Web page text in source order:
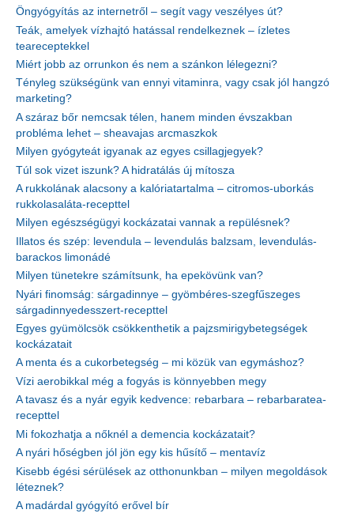
Öngyógyítás az internetről – segít vagy veszélyes út?
Teák, amelyek vízhajtó hatással rendelkeznek – ízletes
teareceptekkel
Miért jobb az orrunkon és nem a szánkon lélegezni?
Tényleg szükségünk van ennyi vitaminra, vagy csak jól hangzó
marketing?
A száraz bőr nemcsak télen, hanem minden évszakban
probléma lehet – sheavajas arcmaszkok
Milyen gyógyteát igyanak az egyes csillagjegyek?
Túl sok vizet iszunk? A hidratálás új mítosza
A rukkolának alacsony a kalóriatartalma – citromos-uborkás
rukkolasaláta-recepttel
Milyen egészségügyi kockázatai vannak a repülésnek?
Illatos és szép: levendula – levendulás balzsam, levendulás-
barackos limonádé
Milyen tünetekre számítsunk, ha epekövünk van?
Nyári finomság: sárgadinnye – gyömbéres-szegfűszeges
sárgadinnyedesszert-recepttel
Egyes gyümölcsök csökkenthetik a pajzsmirigybetegségek
kockázatait
A menta és a cukorbetegség – mi közük van egymáshoz?
Vízi aerobikkal még a fogyás is könnyebben megy
A tavasz és a nyár egyik kedvence: rebarbara – rebarbaratea-
recepttel
Mi fokozhatja a nőknél a demencia kockázatait?
A nyári hőségben jól jön egy kis hűsítő – mentavíz
Kisebb égési sérülések az otthonunkban – milyen megoldások
léteznek?
A madárdal gyógyító erővel bír